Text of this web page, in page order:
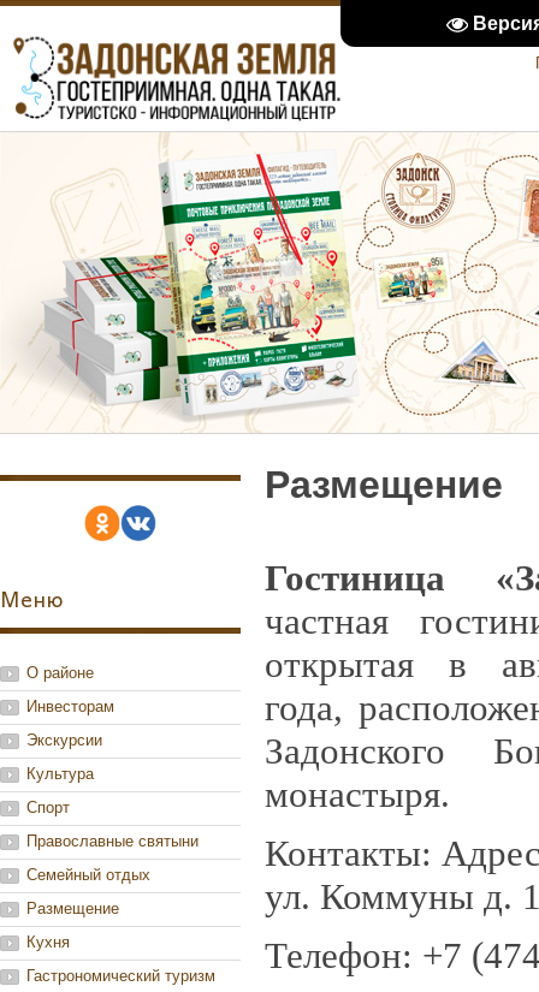
Меню
О районе
Инвесторам
Экскурсии
Культура
Спорт
Православные святыни
Семейный отдых
Размещение
Кухня
Гастрономический туризм
Размещение
Гостиница
частная
открытая в
года,
Задонского
монастыря.
Контакты:
ул. Коммуны д.
Телефон: +7